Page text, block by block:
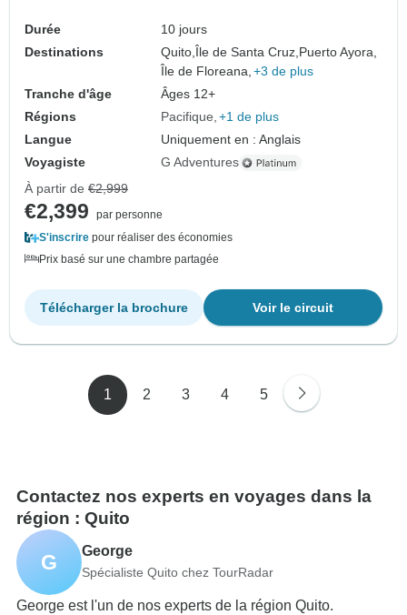
Durée
10 jours
Destinations
Quito,Île de Santa Cruz,Puerto Ayora,
Île de Floreana, +3 de plus
Tranche d'âge
Âges 12+
Régions
Pacifique +1 de plus
Langue
Uniquement en : Anglais
Voyagiste
G Adventures
À partir de €2,999
€2,399
par personne
S'inscrire pour réaliser des économies
Prix basé sur une chambre partagée
Voir le circuit
Télécharger la brochure
1 2 3 4 5
Contactez nos experts en voyages dans la
région : Quito
G George
Spécialiste Quito chez TourRadar
George est l'un de nos experts de la région Quito.